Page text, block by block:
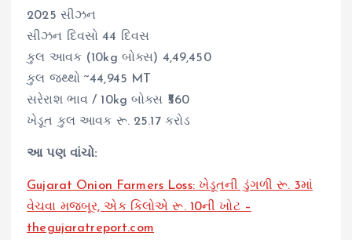
2025 સીઝન
સીઝન દિવસો 44 દિવસ
કુલ આવક (10kg બોક્સ) 4,49,450
કુલ જથ્થો ~44,945 MT
સરેરાશ ભાવ / 10kg બોક્સ ₹560
ખેડૂત કુલ આવક રૂ. 25.17 કરોડ
આ પણ વાંચો:
Gujarat Onion Farmers Loss: ખેડૂતની ડુંગળી રૂ. 3માં
વેચવા મજબૂર, એક કિલોએ રૂ. 10ની ખોટ –
thegujaratreport.com